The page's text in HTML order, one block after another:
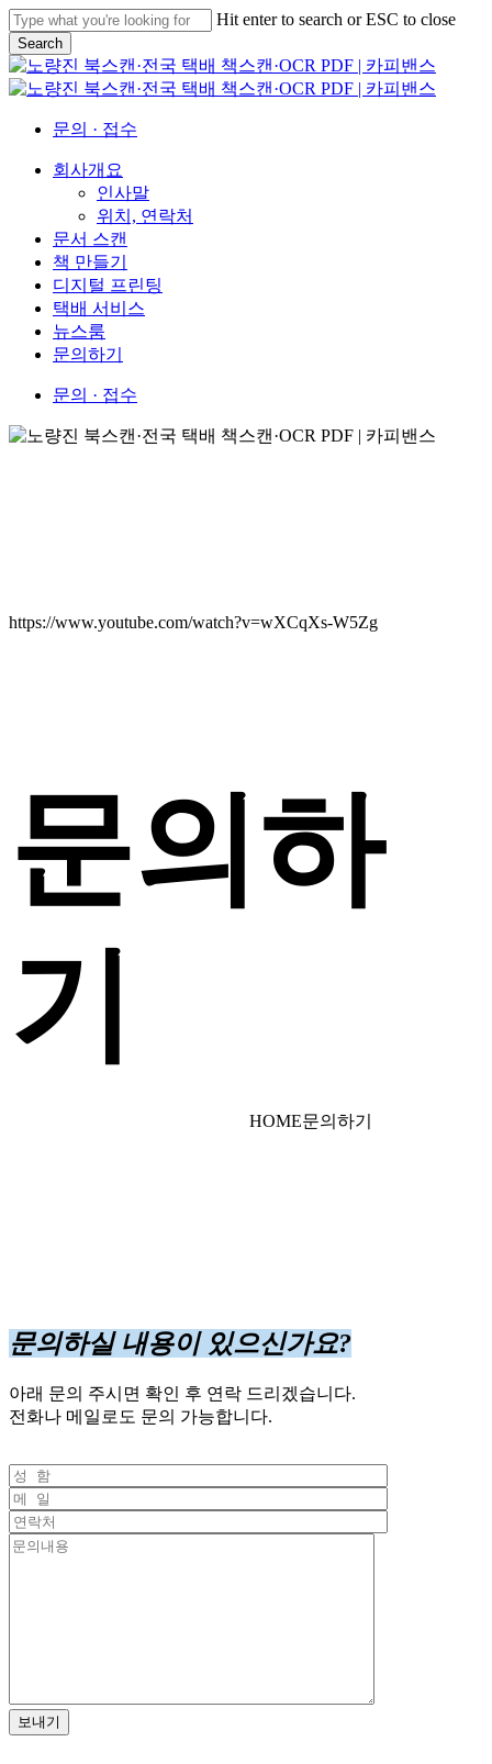
Skip
to
main
content
Hit enter to search or ESC to close
Search
Close
Search
문의 · 접수
Menu
회사개요
인사말
위치, 연락처
문서 스캔
책 만들기
디지털 프린팅
택배 서비스
뉴스룸
문의하기
문의 · 접수
https://www.youtube.com/watch?v=wXCqXs-W5Zg
문의하
기
HOME문의하기
문의하실 내용이 있으신가요?
아래 문의 주시면 확인 후 연락 드리겠습니다.
전화나 메일로도 문의 가능합니다.